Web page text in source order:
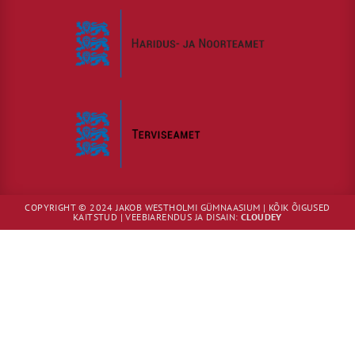
COPYRIGHT © 2024 JAKOB WESTHOLMI GÜMNAASIUM | KÕIK ÕIGUSED
KAITSTUD | VEEBIARENDUS JA DISAIN:CLOUDEY